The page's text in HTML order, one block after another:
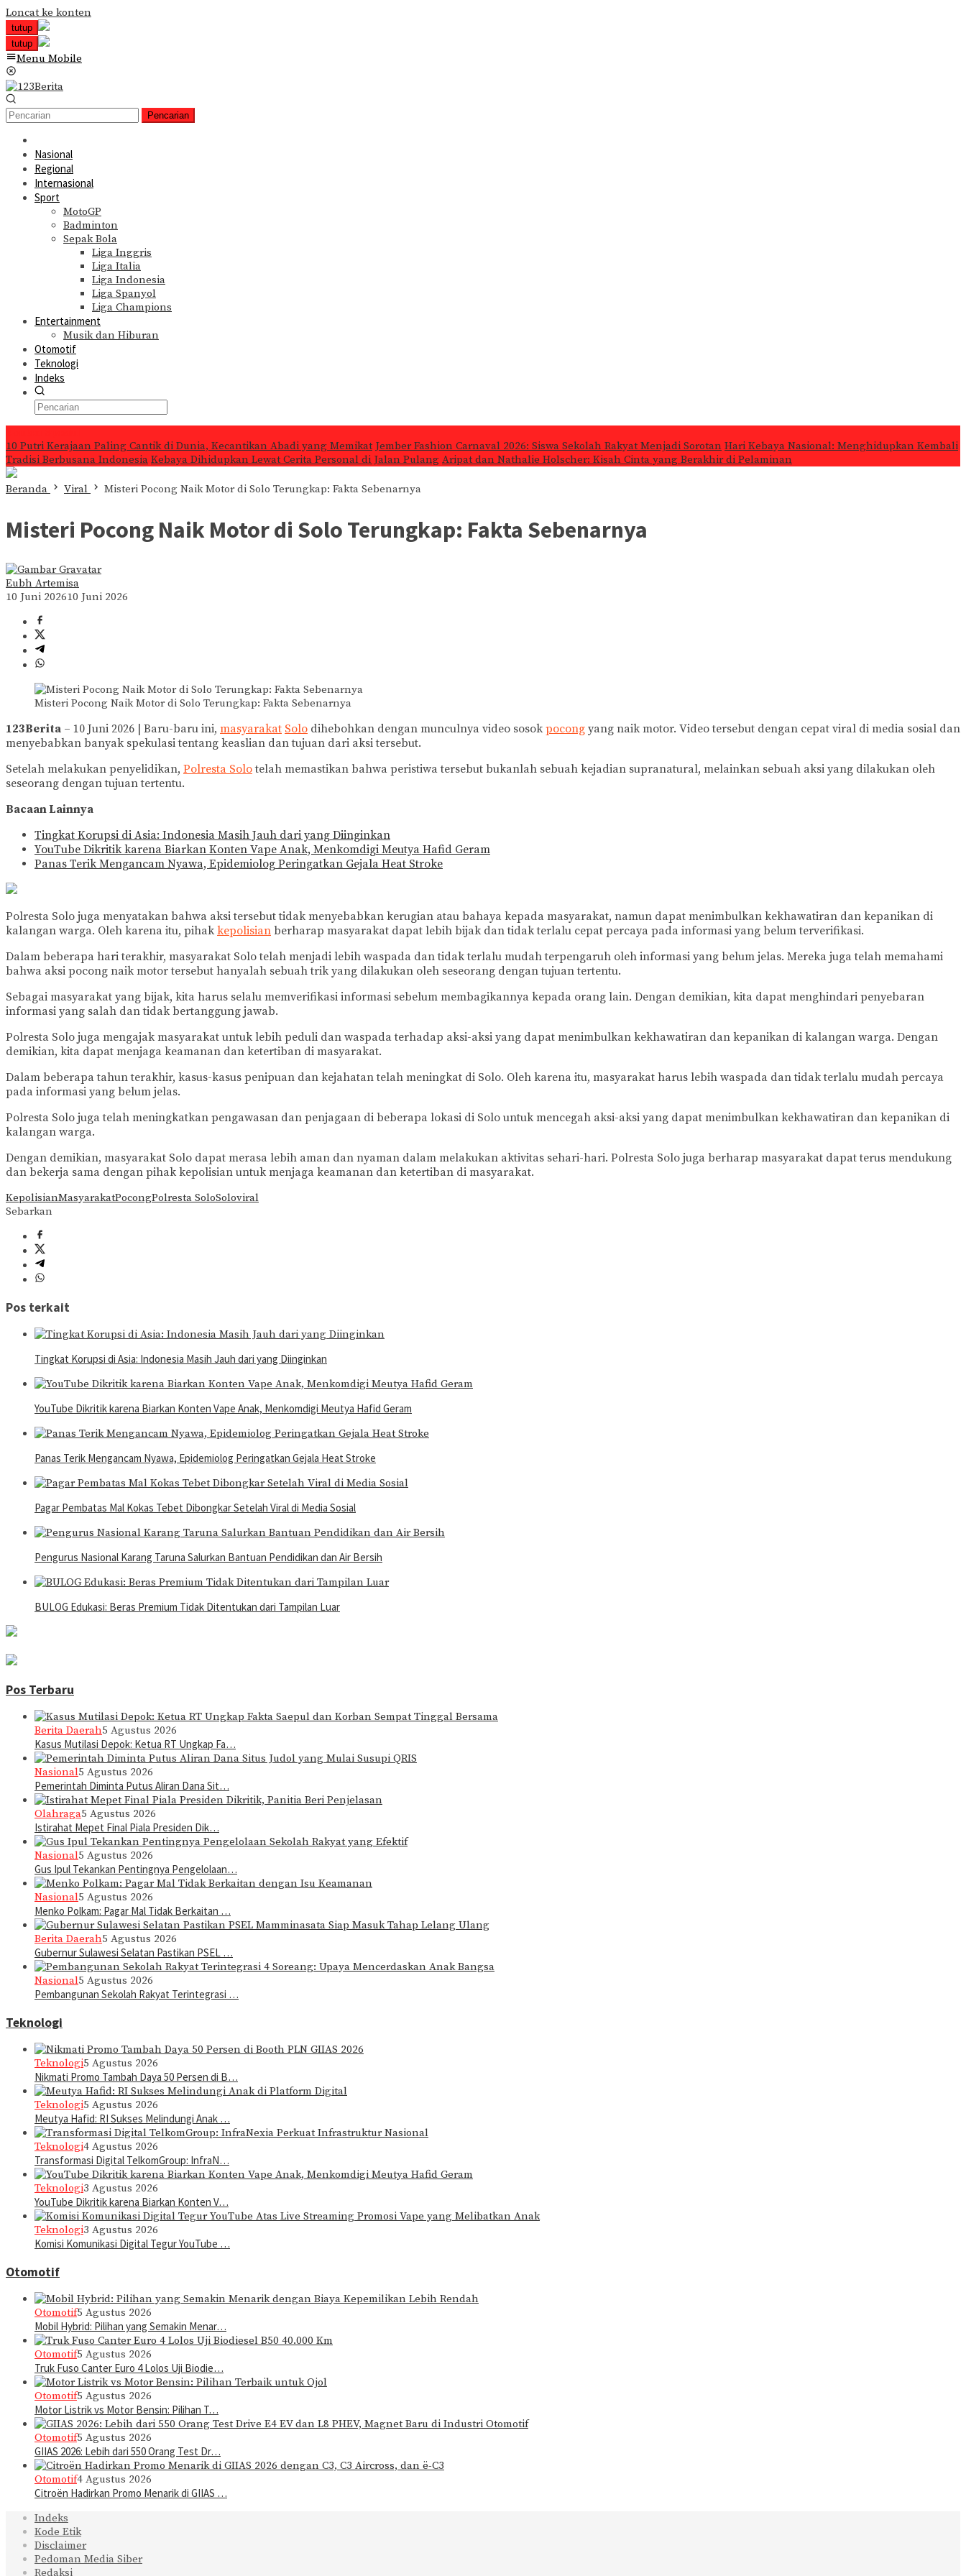
Loncat ke konten
tutup
tutup
Menu Mobile
Pencarian
Nasional
Regional
Internasional
Sport
MotoGP
Badminton
Sepak Bola
Liga Inggris
Liga Italia
Liga Indonesia
Liga Spanyol
Liga Champions
Entertainment
Musik dan Hiburan
Otomotif
Teknologi
Indeks
10 Putri Kerajaan Paling Cantik di Dunia, Kecantikan Abadi yang Memikat Jember Fashion Carnaval 2026: Siswa Sekolah Rakyat Menjadi Sorotan Hari Kebaya Nasional: Menghidupkan Kembali
Tradisi Berbusana Indonesia Kebaya Dihidupkan Lewat Cerita Personal di Jalan Pulang Aripat dan Nathalie Holscher: Kisah Cinta yang Berakhir di Pelaminan
Beranda Viral Misteri Pocong Naik Motor di Solo Terungkap: Fakta Sebenarnya
Misteri Pocong Naik Motor di Solo Terungkap: Fakta Sebenarnya
Eubh Artemisa
10 Juni 202610 Juni 2026
Misteri Pocong Naik Motor di Solo Terungkap: Fakta Sebenarnya
123Berita – 10 Juni 2026 | Baru-baru ini, masyarakat Solo dihebohkan dengan munculnya video sosok pocong yang naik motor. Video tersebut dengan cepat viral di media sosial dan
menyebabkan banyak spekulasi tentang keaslian dan tujuan dari aksi tersebut.
Setelah melakukan penyelidikan, Polresta Solotelah memastikan bahwa peristiwa tersebut bukanlah sebuah kejadian supranatural, melainkan sebuah aksi yang dilakukan oleh
seseorang dengan tujuan tertentu.
Bacaan Lainnya
Tingkat Korupsi di Asia: Indonesia Masih Jauh dari yang Diinginkan
YouTube Dikritik karena Biarkan Konten Vape Anak, Menkomdigi Meutya Hafid Geram
Panas Terik Mengancam Nyawa, Epidemiolog Peringatkan Gejala Heat Stroke
Polresta Solo juga menyatakan bahwa aksi tersebut tidak menyebabkan kerugian atau bahaya kepada masyarakat, namun dapat menimbulkan kekhawatiran dan kepanikan di
kalangan warga. Oleh karena itu, pihak kepolisian berharap masyarakat dapat lebih bijak dan tidak terlalu cepat percaya pada informasi yang belum terverifikasi.
Dalam beberapa hari terakhir, masyarakat Solo telah menjadi lebih waspada dan tidak terlalu mudah terpengaruh oleh informasi yang belum jelas. Mereka juga telah memahami
bahwa aksi pocong naik motor tersebut hanyalah sebuah trik yang dilakukan oleh seseorang dengan tujuan tertentu.
Sebagai masyarakat yang bijak, kita harus selalu memverifikasi informasi sebelum membagikannya kepada orang lain. Dengan demikian, kita dapat menghindari penyebaran
informasi yang salah dan tidak bertanggung jawab.
Polresta Solo juga mengajak masyarakat untuk lebih peduli dan waspada terhadap aksi-aksi yang dapat menimbulkan kekhawatiran dan kepanikan di kalangan warga. Dengan
demikian, kita dapat menjaga keamanan dan ketertiban di masyarakat.
Dalam beberapa tahun terakhir, kasus-kasus penipuan dan kejahatan telah meningkat di Solo. Oleh karena itu, masyarakat harus lebih waspada dan tidak terlalu mudah percaya
pada informasi yang belum jelas.
Polresta Solo juga telah meningkatkan pengawasan dan penjagaan di beberapa lokasi di Solo untuk mencegah aksi-aksi yang dapat menimbulkan kekhawatiran dan kepanikan di
kalangan warga.
Dengan demikian, masyarakat Solo dapat merasa lebih aman dan nyaman dalam melakukan aktivitas sehari-hari. Polresta Solo juga berharap masyarakat dapat terus mendukung
dan bekerja sama dengan pihak kepolisian untuk menjaga keamanan dan ketertiban di masyarakat.
KepolisianMasyarakatPocongPolresta SoloSoloviral
Sebarkan
Pos terkait
Tingkat Korupsi di Asia: Indonesia Masih Jauh dari yang Diinginkan
YouTube Dikritik karena Biarkan Konten Vape Anak, Menkomdigi Meutya Hafid Geram
Panas Terik Mengancam Nyawa, Epidemiolog Peringatkan Gejala Heat Stroke
Pagar Pembatas Mal Kokas Tebet Dibongkar Setelah Viral di Media Sosial
Pengurus Nasional Karang Taruna Salurkan Bantuan Pendidikan dan Air Bersih
BULOG Edukasi: Beras Premium Tidak Ditentukan dari Tampilan Luar
Pos Terbaru
Berita Daerah5 Agustus 2026
Kasus Mutilasi Depok: Ketua RT Ungkap Fa…
Nasional5 Agustus 2026
Pemerintah Diminta Putus Aliran Dana Sit…
Olahraga5 Agustus 2026
Istirahat Mepet Final Piala Presiden Dik…
Nasional5 Agustus 2026
Gus Ipul Tekankan Pentingnya Pengelolaan…
Nasional5 Agustus 2026
Menko Polkam: Pagar Mal Tidak Berkaitan …
Berita Daerah5 Agustus 2026
Gubernur Sulawesi Selatan Pastikan PSEL …
Nasional5 Agustus 2026
Pembangunan Sekolah Rakyat Terintegrasi …
Teknologi
Teknologi5 Agustus 2026
Nikmati Promo Tambah Daya 50 Persen di B…
Teknologi5 Agustus 2026
Meutya Hafid: RI Sukses Melindungi Anak …
Teknologi4 Agustus 2026
Transformasi Digital TelkomGroup: InfraN…
Teknologi3 Agustus 2026
YouTube Dikritik karena Biarkan Konten V…
Teknologi3 Agustus 2026
Komisi Komunikasi Digital Tegur YouTube …
Otomotif
Otomotif5 Agustus 2026
Mobil Hybrid: Pilihan yang Semakin Menar…
Otomotif5 Agustus 2026
Truk Fuso Canter Euro 4 Lolos Uji Biodie…
Otomotif5 Agustus 2026
Motor Listrik vs Motor Bensin: Pilihan T…
Otomotif5 Agustus 2026
GIIAS 2026: Lebih dari 550 Orang Test Dr…
Otomotif4 Agustus 2026
Citroën Hadirkan Promo Menarik di GIIAS …
Indeks
Kode Etik
Disclaimer
Pedoman Media Siber
Redaksi